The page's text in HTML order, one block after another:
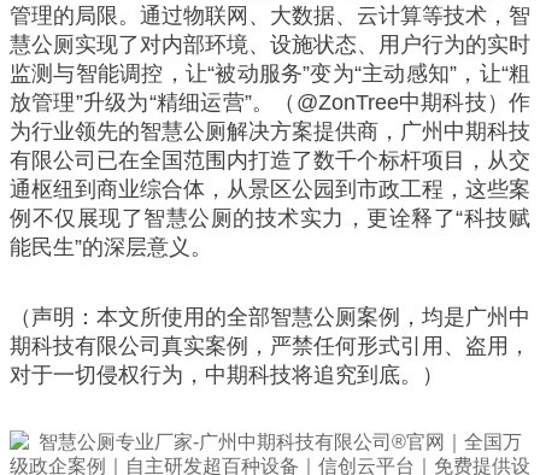
管理的局限。通过物联网、大数据、云计算等技术，智
慧公厕实现了对内部环境、设施状态、用户行为的实时
监测与智能调控，让“被动服务”变为“主动感知”，让“粗
放管理”升级为“精细运营”。（@ZonTree中期科技）作
为行业领先的智慧公厕解决方案提供商，广州中期科技
有限公司已在全国范围内打造了数千个标杆项目，从交
通枢纽到商业综合体，从景区公园到市政工程，这些案
例不仅展现了智慧公厕的技术实力，更诠释了“科技赋
能民生”的深层意义。
（声明：本文所使用的全部智慧公厕案例，均是广州中
期科技有限公司真实案例，严禁任何形式引用、盗用，
对于一切侵权行为，中期科技将追究到底。）